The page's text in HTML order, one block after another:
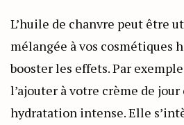
L’huile de chanvre peut être
mélangée à vos cosmétiques
booster les effets. Par
l’ajouter à votre crème de
hydratation intense. Elle